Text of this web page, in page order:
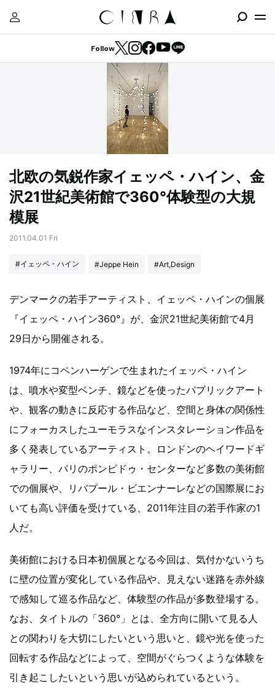
Follow
北欧の気鋭作家イェッペ・ハイン、金
沢21世紀美術館で360°体験型の大規
模展
2011.04.01 Fri
#イェッペ・ハイン #Jeppe Hein #Art,Design
デンマークの若手アーティスト、イェッペ・ハインの個展
『イェッペ・ハイン360°』が、金沢21世紀美術館で4月
29日から開催される。
1974年にコペンハーゲンで生まれたイェッペ・ハイン
は、噴水や変型ベンチ、鏡などを使ったパブリックアート
や、観客の動きに反応する作品など、空間と身体の関係性
にフォーカスしたユーモラスなインスタレーション作品を
多く発表しているアーティスト。ロンドンのヘイワードギ
ャラリー、パリのポンピドゥ・センターなど多数の美術館
での個展や、リバプール・ビエンナーレなどの国際展にお
いても高い評価を受けている、2011年注目の若手作家の1
人だ。
美術館における日本初個展となる今回は、気付かないうち
に壁の位置が変化している作品や、見えない迷路を赤外線
で感知して巡る作品など、体験型の作品が多数登場する。
なお、タイトルの「360°」とは、全方向に開いて見る人
との関わりを大切にしたいという思いと、鏡や光を使った
回転する作品などによって、空間がぐらつくような体験を
引き起こしたいという思いが込められているという。